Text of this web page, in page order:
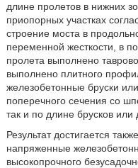
длине пролетов в нижних
приопорных участках
строение моста в
переменной жесткости, в
пролета выполнено
выполнено плитного
железобетонные бруски
поперечного сечения со
так и по длине брусков или
Результат достигается
напряженные
высокопрочного